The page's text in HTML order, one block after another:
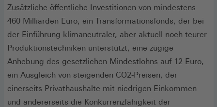
Zusätzliche öffentliche Investitionen von mindestens
460 Milliarden Euro, ein Transformationsfonds, der bei
der Einführung klimaneutraler, aber aktuell noch teurer
Produktionstechniken unterstützt, eine zügige
Anhebung des gesetzlichen Mindestlohns auf 12 Euro,
ein Ausgleich von steigenden CO2-Preisen, der
einerseits Privathaushalte mit niedrigen Einkommen
und andererseits die Konkurrenzfähigkeit der